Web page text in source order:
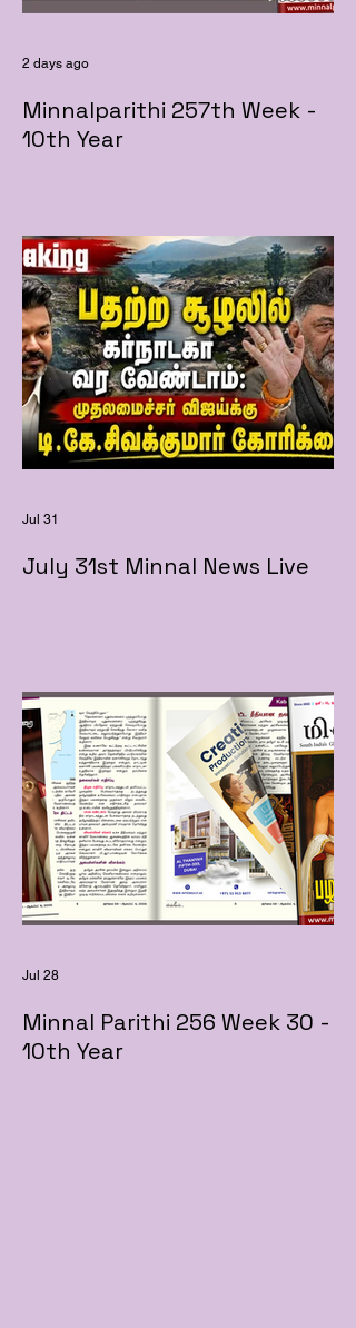
Minnalparithi 257th Week -
10th Year
2 days ago
July 31st Minnal News Live
Jul 31
Minnal Parithi 256 Week 30 -
10th Year
Jul 28